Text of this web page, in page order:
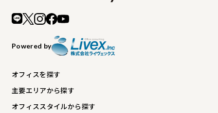
Powered by
オフィスを探す
主要エリアから探す
オフィススタイルから探す